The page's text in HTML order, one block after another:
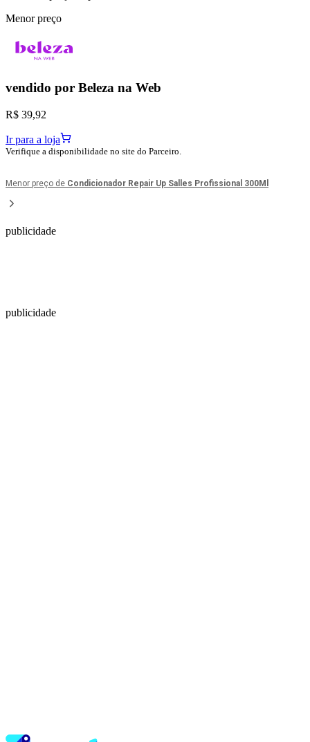
Menor preço
vendido por Beleza na Web
R$ 39,92
Ir para a loja
Verifique a disponibilidade no site do Parceiro.
Menor preço de Condicionador Repair Up Salles Profissional 300Ml
publicidade
publicidade